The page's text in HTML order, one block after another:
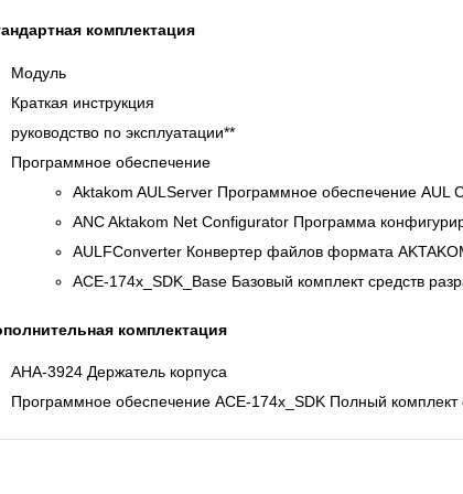
комплектация
Модуль
Краткая инструкция
руководство по эксплуатации**
Программное обеспечение
Aktakom AULServer Программное обеспечение AUL
ANC Aktakom Net Configurator Программа
AULFConverter Конвертер файлов формата
АСЕ-174x_SDK_Base Базовый комплект средств
комплектация
АНА-3924 Держатель корпуса
Программное обеспечение АСЕ-174x_SDK Полный комплект